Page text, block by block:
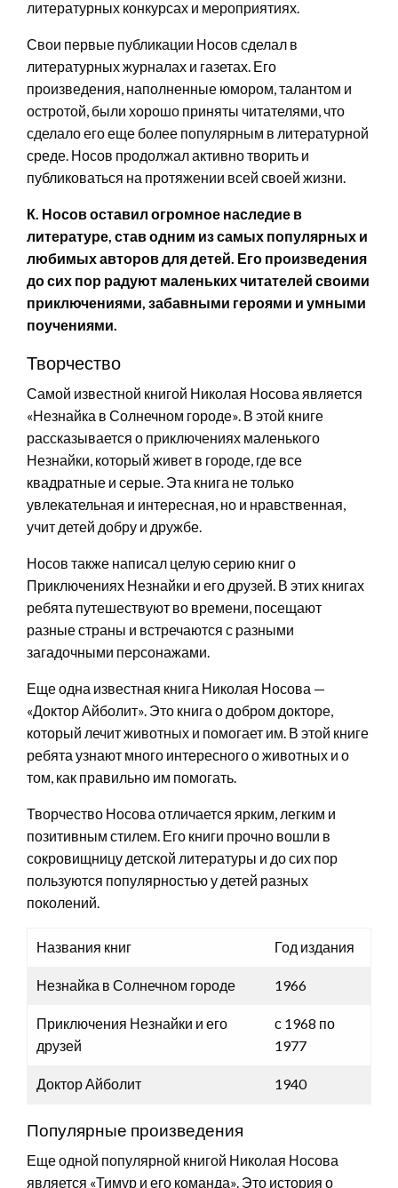
литературных конкурсах и мероприятиях.
Свои первые публикации Носов сделал в
литературных журналах и газетах. Его
произведения, наполненные юмором, талантом и
остротой, были хорошо приняты читателями, что
сделало его еще более популярным в литературной
среде. Носов продолжал активно творить и
публиковаться на протяжении всей своей жизни.
К. Носов оставил огромное наследие в
литературе, став одним из самых популярных и
любимых авторов для детей. Его произведения
до сих пор радуют маленьких читателей своими
приключениями, забавными героями и умными
поучениями.
Творчество
Самой известной книгой Николая Носова является
«Незнайка в Солнечном городе». В этой книге
рассказывается о приключениях маленького
Незнайки, который живет в городе, где все
квадратные и серые. Эта книга не только
увлекательная и интересная, но и нравственная,
учит детей добру и дружбе.
Носов также написал целую серию книг о
Приключениях Незнайки и его друзей. В этих книгах
ребята путешествуют во времени, посещают
разные страны и встречаются с разными
загадочными персонажами.
Еще одна известная книга Николая Носова —
«Доктор Айболит». Это книга о добром докторе,
который лечит животных и помогает им. В этой книге
ребята узнают много интересного о животных и о
том, как правильно им помогать.
Творчество Носова отличается ярким, легким и
позитивным стилем. Его книги прочно вошли в
сокровищницу детской литературы и до сих пор
пользуются популярностью у детей разных
поколений.
Названия книг Год издания
Незнайка в Солнечном городе 1966
Приключения Незнайки и его
друзей
с 1968 по
1977
Доктор Айболит 1940
Популярные произведения
Еще одной популярной книгой Николая Носова
является «Тимур и его команда». Это история о